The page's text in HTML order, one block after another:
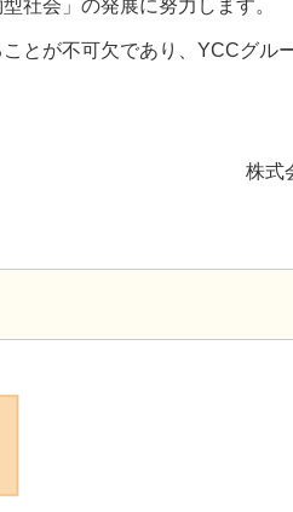
社会」の発展に努力します。
とが不可欠であり、YCCグル
株式